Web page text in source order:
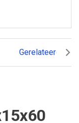
Gerelateerde